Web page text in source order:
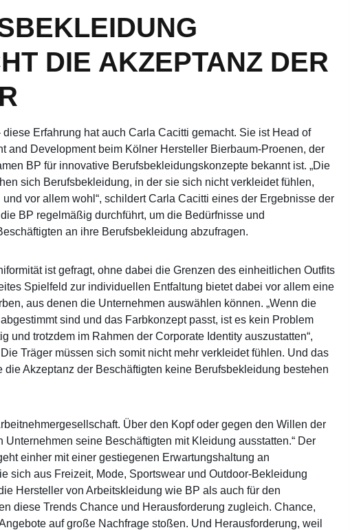
DIE AKZEPTANZ DER
diese Erfahrung hat auch Carla Cacitti gemacht. Sie ist Head of
and Development beim Kölner Hersteller Bierbaum-Proenen, der
BP für innovative Berufsbekleidungskonzepte bekannt ist. „Die
sich Berufsbekleidung, in der sie sich nicht verkleidet fühlen,
vor allem wohl“, schildert Carla Cacitti eines der Ergebnisse der
BP regelmäßig durchführt, um die Bedürfnisse und
an ihre Berufsbekleidung abzufragen.
ist gefragt, ohne dabei die Grenzen des einheitlichen Outfits
Spielfeld zur individuellen Entfaltung bietet dabei vor allem eine
aus denen die Unternehmen auswählen können. „Wenn die
sind und das Farbkonzept passt, ist es kein Problem
und trotzdem im Rahmen der Corporate Identity auszustatten“,
Träger müssen sich somit nicht mehr verkleidet fühlen. Und das
die Akzeptanz der Beschäftigten keine Berufsbekleidung bestehen
Über den Kopf oder gegen den Willen der
Unternehmen seine Beschäftigten mit Kleidung ausstatten.“ Der
einher mit einer gestiegenen Erwartungshaltung an
sich aus Freizeit, Mode, Sportswear und Outdoor-Bekleidung
Hersteller von Arbeitskleidung wie BP als auch für den
diese Trends Chance und Herausforderung zugleich. Chance,
auf große Nachfrage stoßen. Und Herausforderung, weil